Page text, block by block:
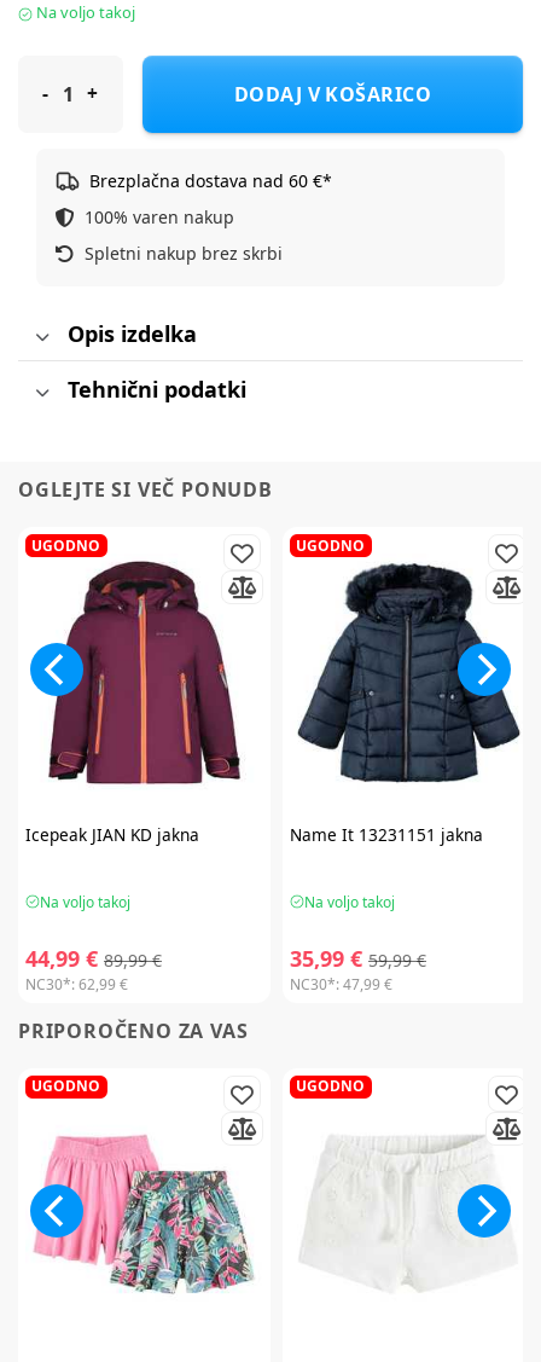
Na voljo takoj
Cool Club jakna DR COG3112333 D Roza 110
DODAJ V KOŠARICO
Brezplačna dostava nad 60 €*
100% varen nakup
Spletni nakup brez skrbi
Opis izdelka
Tehnični podatki
OGLEJTE SI VEČ PONUDB
UGODNO
IcepeakJIAN KD jakna
Na voljo takoj
44,99 € 89,99 €
NC30*:62,99 €
UGODNO
Name It13231151 jakna
Na voljo takoj
35,99 € 59,99 €
NC30*:47,99 €
PRIPOROČENO ZA VAS
UGODNO UGODNO